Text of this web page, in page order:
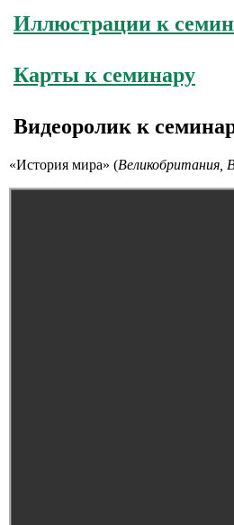
Иллюстрации к
Карты к семинару
Видеоролик к
«История мира» (Великобритания,